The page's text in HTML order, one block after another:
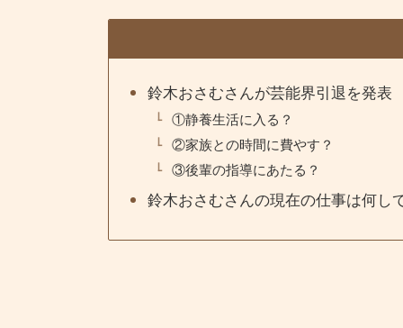
鈴木おさむさんが芸能界引退を発表
①静養生活に入る？
②家族との時間に費やす？
③後輩の指導にあたる？
鈴木おさむさんの現在の仕事は何し